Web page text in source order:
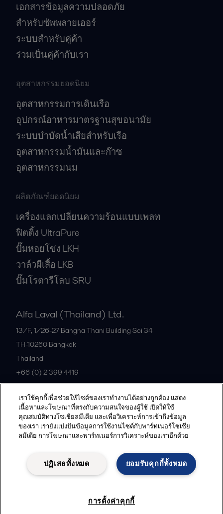
เอกสารข้อมูลความปลอดภัย
สำหรับซัพพลายเออร์
ระบบสำหรับคู่ค้า
ร่วมเป็นคู่ค้ากับเรา
อุตสาหกรรมยอดนิยม
อุตสาหกรรมการเดินเรือ
อุปกรณ์อาหารมาตรฐานสุขอนามัย
ระบบบำบัดน้ำเสียสำหรับเรือ
อุตสาหกรรมน้ำมันและก๊าซ
อุตสาหกรรมนม
ผลิตภัณฑ์ยอดนิยม
เครื่องแลกเปลี่ยนความร้อนแบบเพลท
ฟิตติ้ง UltraPure
ปั๊มหอยโข่ง LKH
วาล์วผีเสื้อ LKB
ปั๊มโรตารีโลบ SRU
Alfa Laval (Thailand) Ltd.
13/F, 1/26-27 Bangna Thani Building Soi 34
TH-10260 Bangkok
Thailand
+66 (0) 2 399 4419
All offices
© 2015-2026ALFA LAVAL
Follow us
Legal terms and conditions
เราใช้คุกกี้เพื่อช่วยให้ไซต์ของเราทำงานได้อย่างถูกต้อง แสดง
เนื้อหาและโฆษณาที่ตรงกับความสนใจของผู้ใช้ เปิดให้ใช้
คุณสมบัติทางโซเชียลมีเดีย และเพื่อวิเคราะห์การเข้าถึงข้อมูล
ของเรา เรายังแบ่งปันข้อมูลการใช้งานไซต์กับพาร์ทเนอร์โซเชีย
ลมีเดีย การโฆษณาและพาร์ทเนอร์การวิเคราะห์ของเราอีกด้วย
ยอมรับคุกกี้ทั้งหมด
ปฏิเสธทั้งหมด
การตั้งค่าคุกกี้